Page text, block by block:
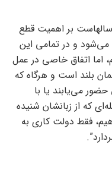
بر اهمیت قطع
می‌شود و در تمامی این
اما اتفاق خاصی در عمل
بلند است و هرگاه که
می‌یابند یا با
که از زبانشان شنیده
فقط دولت کاری به